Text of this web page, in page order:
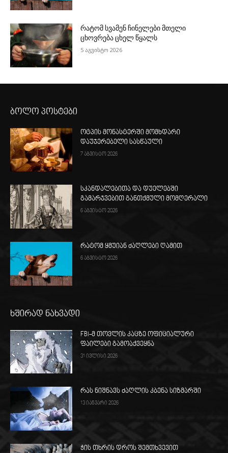
რატომ სვამენ ჩინელები მთელი
ცხოვრება ცხელ წყალს
5 აგვისტო 2026
ბოლო პოსტები
ოტპის მონასტერში მომხდარი
დაუჯერებელი სასწაული
7 აგვისტო 2026
სკანდალებითა და დუელებში
გამარჯვებით განთქმული მომღერალი
6 აგვისტო 2026
რატომ ყმუიან ძაღლები ღამით
6 აგვისტო 2026
ხშირად ნახვადი
FBI-მ თოვლის კაცზე ოფიციალური
ფაილები გამოაქვეყნა
31 ივლისი 2026
რას ნიშნავს ძაღლის კბენა სიზმარში
13 იანვარი 2026
ჭის თხრის დროს შემთხვევით